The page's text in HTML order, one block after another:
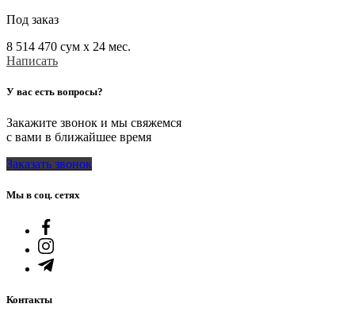
Под заказ
8 514 470 сум x 24 мес.
Написать
У вас есть вопросы?
Закажите звонок и мы свяжемся
с вами в ближайшее время
Заказать звонок
Мы в соц. сетях
Контакты